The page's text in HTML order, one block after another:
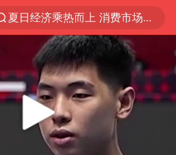
夏日经济乘热而上 消费市场向新而行
以拒绝“和平委员会”的加沙和平计划
浙江省甬江发生2026年第1号洪水